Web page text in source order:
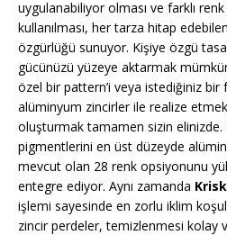
uygulanabiliyor olması ve farklı
kullanılması, her tarza hitap
özgürlüğü sunuyor. Kişiye özgü
gücünüzü yüzeye aktarmak
özel bir pattern’i veya istediğiniz bir
alüminyum zincirler ile realize
oluşturmak tamamen sizin
pigmentlerini en üst düzeyde
mevcut olan 28 renk opsiyonunu
entegre ediyor. Aynı zamanda
işlemi sayesinde en zorlu iklim
zincir perdeler, temizlenmesi kolay